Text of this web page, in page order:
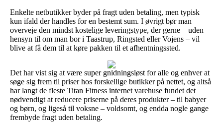
Enkelte netbutikker byder på fragt uden betaling, men typisk
kun ifald der handles for en bestemt sum. I øvrigt bør man
overveje den mindst kostelige leveringstype, der gerne – uden
hensyn til om man bor i Taastrup, Ringsted eller Vojens – vil
blive at få dem til at køre pakken til et afhentningssted.
Det har vist sig at være super gnidningsløst for alle og enhver at
søge sig frem til priser hos forskellige butikker på nettet, og altså
har langt de fleste Titan Fitness internet varehuse fundet det
nødvendigt at reducere priserne på deres produkter – til babyer
og børn, og ligeså til voksne – voldsomt, og endda nogle gange
frembyde fragt uden betaling.